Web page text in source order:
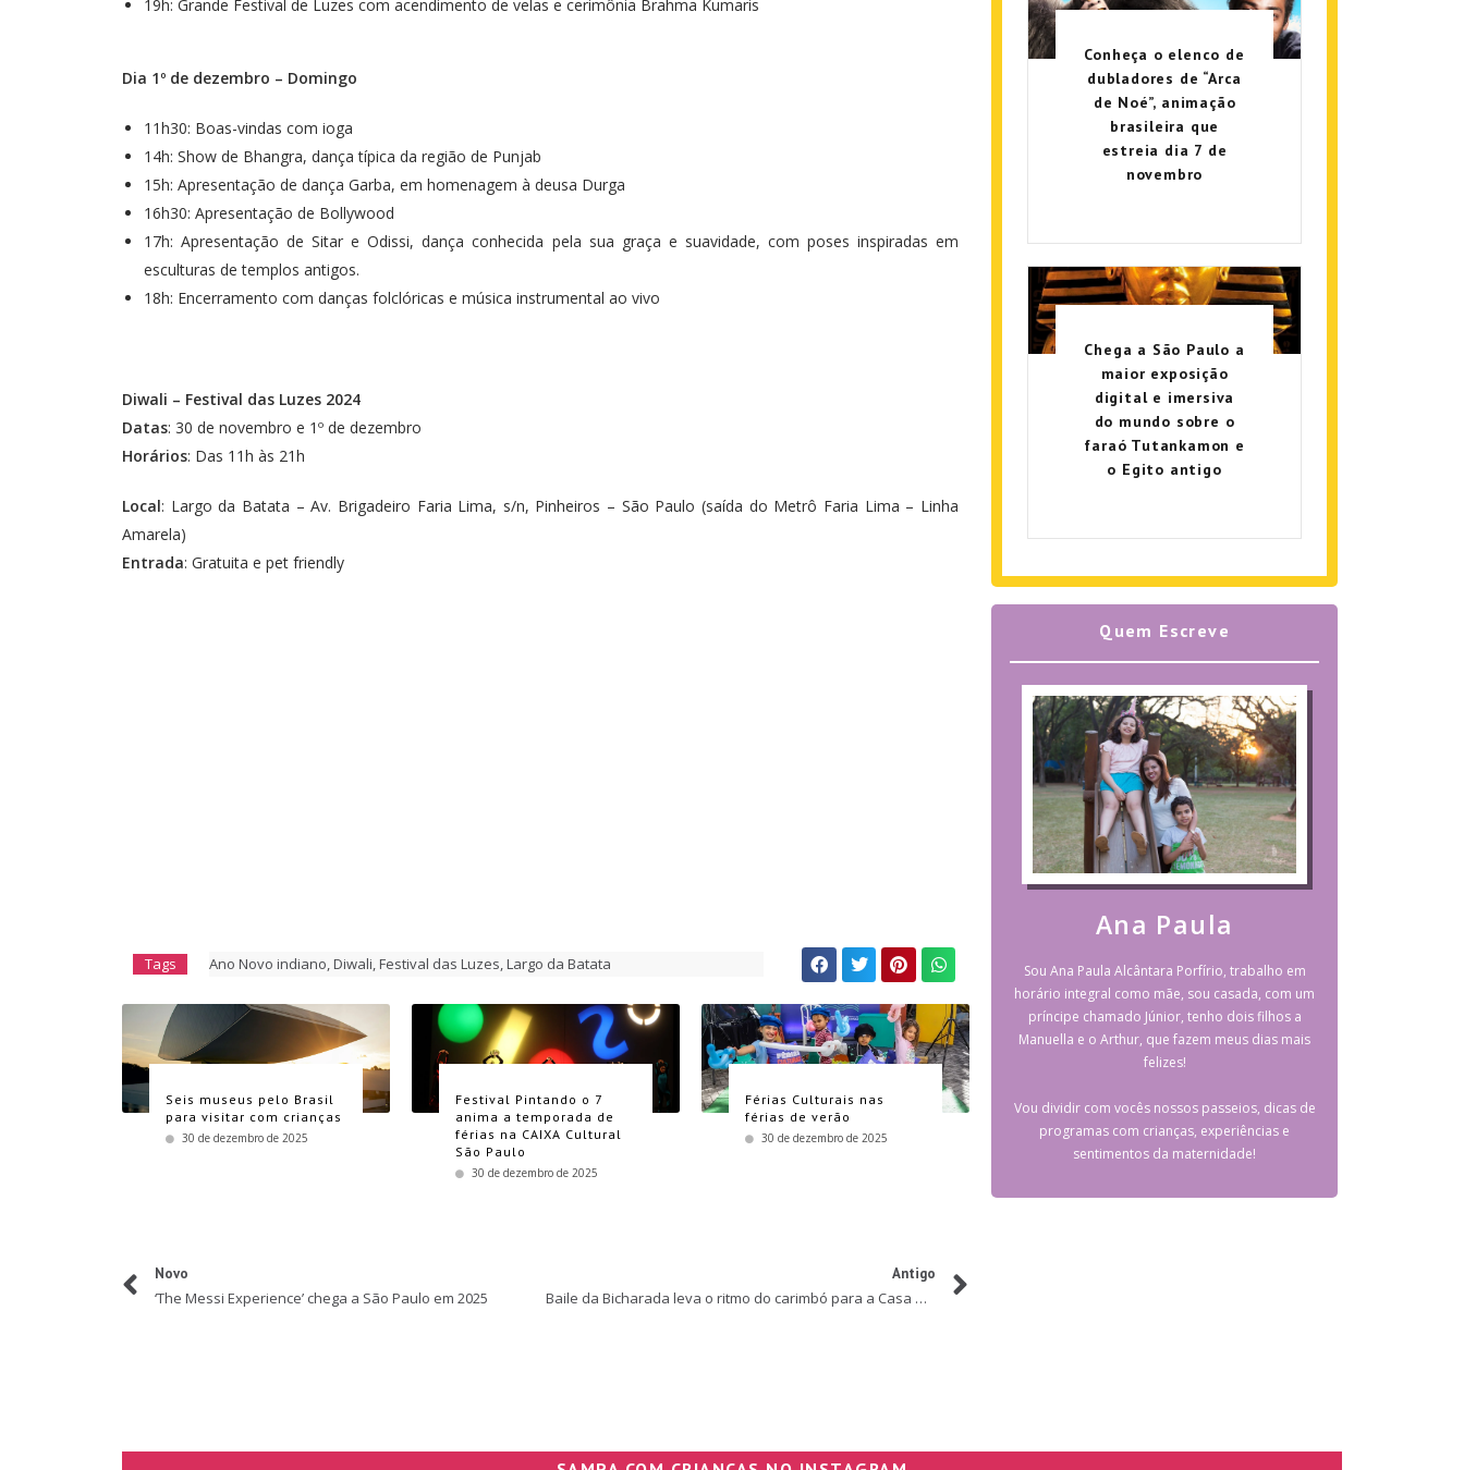
19h: Grande Festival de Luzes com acendimento de velas e cerimônia Brahma Kumaris
Dia 1º de dezembro – Domingo
11h30: Boas-vindas com ioga
14h: Show de Bhangra, dança típica da região de Punjab
15h: Apresentação de dança Garba, em homenagem à deusa Durga
16h30: Apresentação de Bollywood
17h: Apresentação de Sitar e Odissi, dança conhecida pela sua graça e suavidade, com poses inspiradas em
esculturas de templos antigos.
18h: Encerramento com danças folclóricas e música instrumental ao vivo
Diwali – Festival das Luzes 2024
Datas: 30 de novembro e 1º de dezembro
Horários: Das 11h às 21h
Local: Largo da Batata – Av. Brigadeiro Faria Lima, s/n, Pinheiros – São Paulo (saída do Metrô Faria Lima – Linha
Amarela)
Entrada: Gratuita e pet friendly
Tags Ano Novo indiano,Diwali,Festival das Luzes,Largo da Batata
Seis museus pelo Brasil
para visitar com crianças
30 de dezembro de 2025
Festival Pintando o 7
anima a temporada de
férias na CAIXA Cultural
São Paulo
30 de dezembro de 2025
Férias Culturais nas
férias de verão
30 de dezembro de 2025
Novo
‘The Messi Experience’ chega a São Paulo em 2025
Antigo
Baile da Bicharada leva o ritmo do carimbó para a Casa Museu Ema Klabin
Conheça o elenco de
dubladores de “Arca
de Noé”, animação
brasileira que
estreia dia 7 de
novembro
Chega a São Paulo a
maior exposição
digital e imersiva
do mundo sobre o
faraó Tutankamon e
o Egito antigo
Quem Escreve
Ana Paula
Sou Ana Paula Alcântara Porfírio, trabalho em
horário integral como mãe, sou casada, com um
príncipe chamado Júnior, tenho dois filhos a
Manuella e o Arthur, que fazem meus dias mais
felizes!
Vou dividir com vocês nossos passeios, dicas de
programas com crianças, experiências e
sentimentos da maternidade!